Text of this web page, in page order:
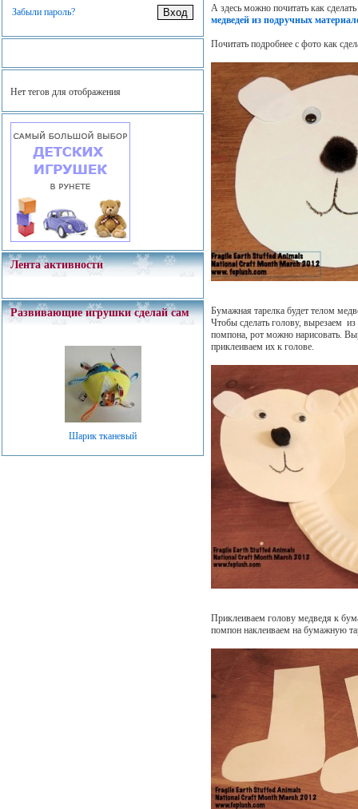
Забыли пароль?
Нет тегов для отображения
Лента активности
Развивающие игрушки сделай сам
Шарик тканевый
А здесь можно почитать как сделать
медведей из подручных
Почитать подробнее с фото как
Бумажная тарелка будет телом
Чтобы сделать голову, вырезаем
помпона, рот можно нарисовать.
приклеиваем их к голове.
Приклеиваем голову медведя к
помпон наклеиваем на бумажную